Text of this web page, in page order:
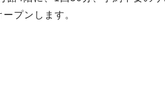
プンします。